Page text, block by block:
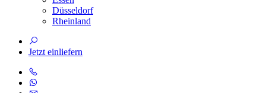
Düsseldorf
Rheinland
Jetzt einliefern